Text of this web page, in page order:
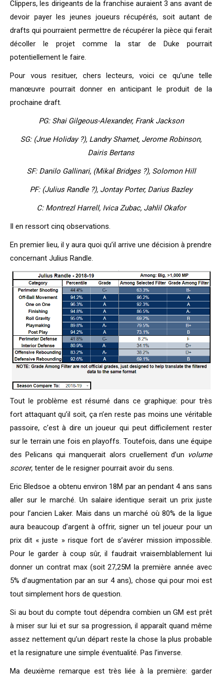
Clippers, les dirigeants de la franchise auraient 3 ans avant de
devoir payer les jeunes joueurs récupérés, soit autant de
drafts qui pourraient permettre de récupérer la pièce qui ferait
décoller le projet comme la star de Duke pourrait
potentiellement le faire.
Pour vous resituer, chers lecteurs, voici ce qu’une telle
manœuvre pourrait donner en anticipant le produit de la
prochaine draft.
PG: Shai Gilgeous-Alexander, Frank Jackson
SG: (Jrue Holiday ?), Landry Shamet, Jerome Robinson,
Dairis Bertans
SF: Danilo Gallinari,(Mikal Bridges ?), Solomon Hill
PF: (Julius Randle ?), Jontay Porter, Darius Bazley
C: Montrezl Harrell, Ivica Zubac, Jahlil Okafor
Il en ressort cinq observations.
En premier lieu, il y aura quoi qu’il arrive une décision à prendre
concernant Julius Randle.
Tout le problème est résumé dans ce graphique: pour très
fort attaquant qu’il soit, ça n’en reste pas moins une véritable
passoire, c’est à dire un joueur qui peut difficilement rester
sur le terrain une fois en playoffs. Toutefois, dans une équipe
des Pelicans qui manquerait alors cruellement d’un volume
scorer, tenter de le resigner pourrait avoir du sens.
Eric Bledsoe a obtenu environ 18M par an pendant 4 ans sans
aller sur le marché. Un salaire identique serait un prix juste
pour l’ancien Laker. Mais dans un marché où 80% de la ligue
aura beaucoup d’argent à offrir, signer un tel joueur pour un
prix dit « juste » risque fort de s’avérer mission impossible.
Pour le garder à coup sûr, il faudrait vraisemblablement lui
donner un contrat max (soit 27,25M la première année avec
5% d’augmentation par an sur 4 ans), chose qui pour moi est
tout simplement hors de question.
Si au bout du compte tout dépendra combien un GM est prêt
à miser sur lui et sur sa progression, il apparaît quand même
assez nettement qu’un départ reste la chose la plus probable
et la resignature une simple éventualité. Pas l’inverse.
Ma deuxième remarque est très liée à la première: garder